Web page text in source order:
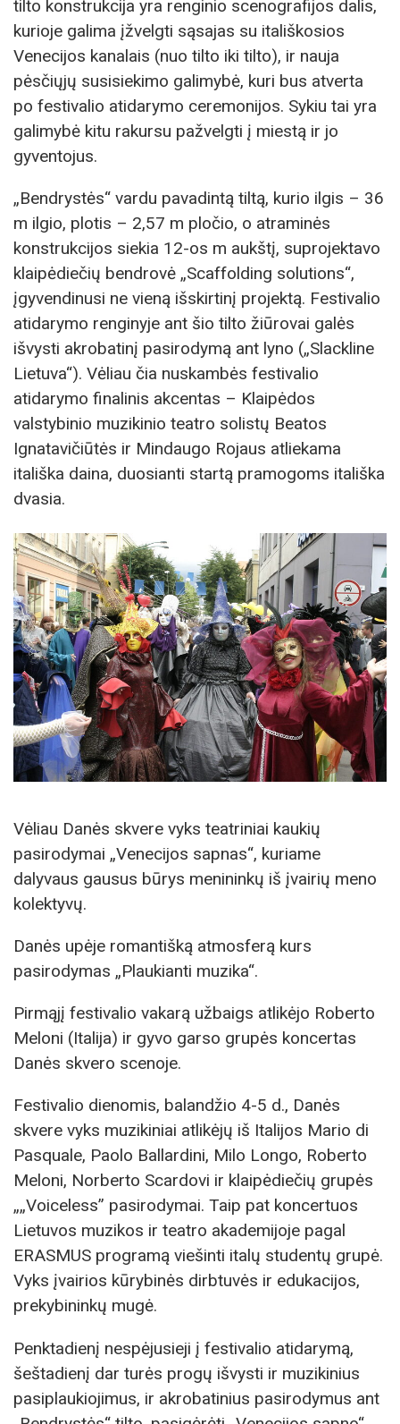
tilto konstrukcija yra renginio scenografijos dalis,
kurioje galima įžvelgti sąsajas su itališkosios
Venecijos kanalais (nuo tilto iki tilto), ir nauja
pėsčiųjų susisiekimo galimybė, kuri bus atverta
po festivalio atidarymo ceremonijos. Sykiu tai yra
galimybė kitu rakursu pažvelgti į miestą ir jo
gyventojus.
„Bendrystės“ vardu pavadintą tiltą, kurio ilgis – 36
m ilgio, plotis – 2,57 m pločio, o atraminės
konstrukcijos siekia 12-os m aukštį, suprojektavo
klaipėdiečių bendrovė „Scaffolding solutions“,
įgyvendinusi ne vieną išskirtinį projektą. Festivalio
atidarymo renginyje ant šio tilto žiūrovai galės
išvysti akrobatinį pasirodymą ant lyno („Slackline
Lietuva“). Vėliau čia nuskambės festivalio
atidarymo finalinis akcentas – Klaipėdos
valstybinio muzikinio teatro solistų Beatos
Ignatavičiūtės ir Mindaugo Rojaus atliekama
itališka daina, duosianti startą pramogoms itališka
dvasia.
Vėliau Danės skvere vyks teatriniai kaukių
pasirodymai „Venecijos sapnas“, kuriame
dalyvaus gausus būrys menininkų iš įvairių meno
kolektyvų.
Danės upėje romantišką atmosferą kurs
pasirodymas „Plaukianti muzika“.
Pirmąjį festivalio vakarą užbaigs atlikėjo Roberto
Meloni (Italija) ir gyvo garso grupės koncertas
Danės skvero scenoje.
Festivalio dienomis, balandžio 4-5 d., Danės
skvere vyks muzikiniai atlikėjų iš Italijos Mario di
Pasquale, Paolo Ballardini, Milo Longo, Roberto
Meloni, Norberto Scardovi ir klaipėdiečių grupės
„„Voiceless” pasirodymai. Taip pat koncertuos
Lietuvos muzikos ir teatro akademijoje pagal
ERASMUS programą viešinti italų studentų grupė.
Vyks įvairios kūrybinės dirbtuvės ir edukacijos,
prekybininkų mugė.
Penktadienį nespėjusieji į festivalio atidarymą,
šeštadienį dar turės progų išvysti ir muzikinius
pasiplaukiojimus, ir akrobatinius pasirodymus ant